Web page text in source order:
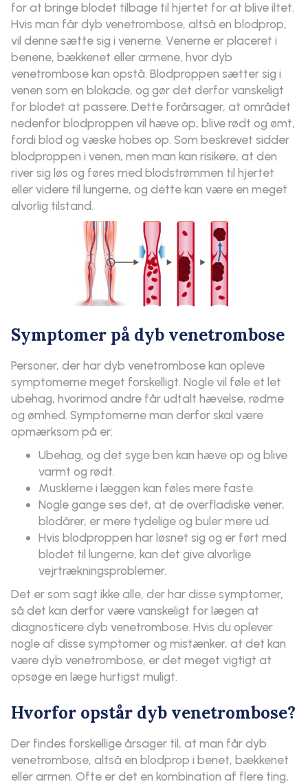
for at bringe blodet tilbage til hjertet for at blive iltet.
Hvis man får dyb venetrombose, altså en blodprop,
vil denne sætte sig i venerne. Venerne er placeret i
benene, bækkenet eller armene, hvor dyb
venetrombose kan opstå. Blodproppen sætter sig i
venen som en blokade, og gør det derfor vanskeligt
for blodet at passere. Dette forårsager, at området
nedenfor blodproppen vil hæve op, blive rødt og ømt,
fordi blod og væske hobes op. Som beskrevet sidder
blodproppen i venen, men man kan risikere, at den
river sig løs og føres med blodstrømmen til hjertet
eller videre til lungerne, og dette kan være en meget
alvorlig tilstand.
Symptomer på dyb venetrombose
Personer, der har dyb venetrombose kan opleve
symptomerne meget forskelligt. Nogle vil føle et let
ubehag, hvorimod andre får udtalt hævelse, rødme
og ømhed. Symptomerne man derfor skal være
opmærksom på er:
Ubehag, og det syge ben kan hæve op og blive
varmt og rødt.
Musklerne i læggen kan føles mere faste.
Nogle gange ses det, at de overfladiske vener,
blodårer, er mere tydelige og buler mere ud.
Hvis blodproppen har løsnet sig og er ført med
blodet til lungerne, kan det give alvorlige
vejrtrækningsproblemer.
Det er som sagt ikke alle, der har disse symptomer,
så det kan derfor være vanskeligt for lægen at
diagnosticere dyb venetrombose. Hvis du oplever
nogle af disse symptomer og mistænker, at det kan
være dyb venetrombose, er det meget vigtigt at
opsøge en læge hurtigst muligt.
Hvorfor opstår dyb venetrombose?
Der findes forskellige årsager til, at man får dyb
venetrombose, altså en blodprop i benet, bækkenet
eller armen. Ofte er det en kombination af flere ting,